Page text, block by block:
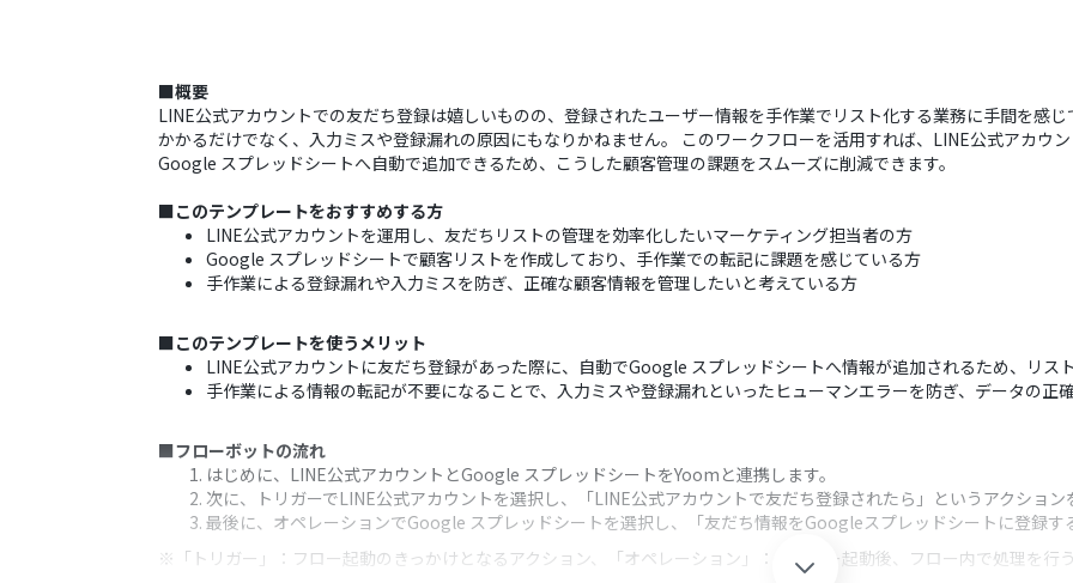
■概要
LINE公式アカウントでの友だち登録は嬉しいものの、登録されたユーザー情報を手作業でリスト化する業務に手間を感
かかるだけでなく、入力ミスや登録漏れの原因にもなりかねません。 このワークフローを活用すれば、LINE公式アカウ
Google スプレッドシートへ自動で追加できるため、こうした顧客管理の課題をスムーズに削減できます。
■このテンプレートをおすすめする方
LINE公式アカウントを運用し、友だちリストの管理を効率化したいマーケティング担当者の方
Google スプレッドシートで顧客リストを作成しており、手作業での転記に課題を感じている方
手作業による登録漏れや入力ミスを防ぎ、正確な顧客情報を管理したいと考えている方
■このテンプレートを使うメリット
LINE公式アカウントに友だち登録があった際に、自動でGoogle スプレッドシートへ情報が追加されるため、リス
手作業による情報の転記が不要になることで、入力ミスや登録漏れといったヒューマンエラーを防ぎ、データの正
■フローボットの流れ
はじめに、LINE公式アカウントとGoogle スプレッドシートをYoomと連携します。
次に、トリガーでLINE公式アカウントを選択し、「LINE公式アカウントで友だち登録されたら」というアクション
最後に、オペレーションでGoogle スプレッドシートを選択し、「友だち情報をGoogleスプレッドシートに登録す
※「トリガー」：フロー起動のきっかけとなるアクション、「オペレーション」：トリガー起動後、フロー内で処理を行